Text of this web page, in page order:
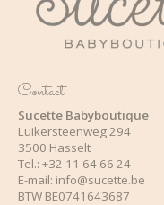
Contact
Sucette Babyboutique
Luikersteenweg 294
3500 Hasselt
Tel.: +32 11 64 66 24
E-mail: info@sucette.be
BTW BE0741643687